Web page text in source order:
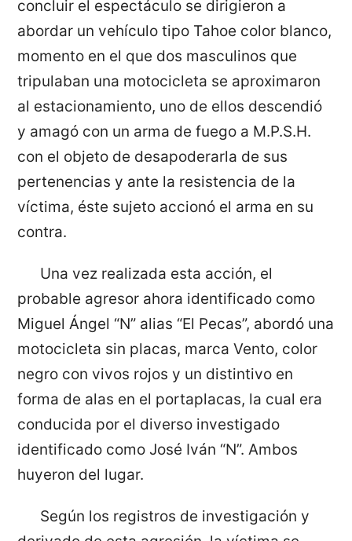
concluir el espectáculo se dirigieron a
abordar un vehículo tipo Tahoe color blanco,
momento en el que dos masculinos que
tripulaban una motocicleta se aproximaron
al estacionamiento, uno de ellos descendió
y amagó con un arma de fuego a M.P.S.H.
con el objeto de desapoderarla de sus
pertenencias y ante la resistencia de la
víctima, éste sujeto accionó el arma en su
contra.
Una vez realizada esta acción, el
probable agresor ahora identificado como
Miguel Ángel “N” alias “El Pecas”, abordó una
motocicleta sin placas, marca Vento, color
negro con vivos rojos y un distintivo en
forma de alas en el portaplacas, la cual era
conducida por el diverso investigado
identificado como José Iván “N”. Ambos
huyeron del lugar.
Según los registros de investigación y